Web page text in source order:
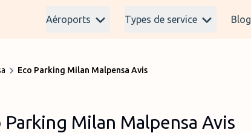
Aéroports Types de service Blog
Eco Parking Milan Malpensa Avis
Parking Milan Malpensa Avis